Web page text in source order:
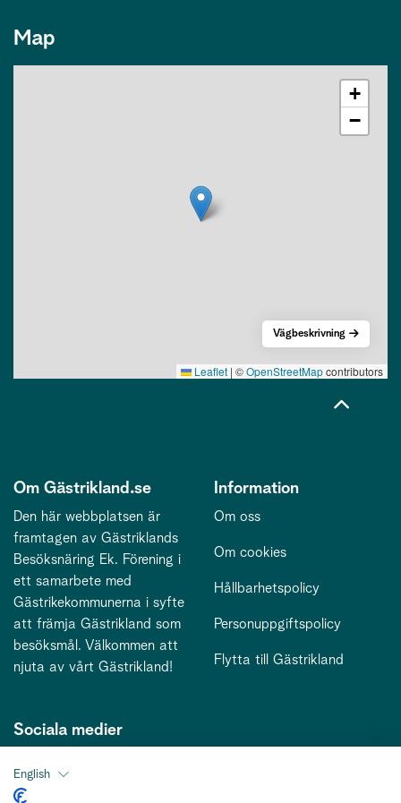
Map
+
−
Leaflet | ©OpenStreetMapcontributors
Vägbeskrivning
Om Gästrikland.se
Den här webbplatsen är
framtagen av Gästriklands
Besöksnäring Ek. Förening i
ett samarbete med
Gästrikekommunerna i syfte
att främja Gästrikland som
besöksmål. Välkommen att
njuta av vårt Gästrikland!
Information
Om oss
Om cookies
Hållbarhetspolicy
Personuppgiftspolicy
Flytta till Gästrikland
Sociala medier
English